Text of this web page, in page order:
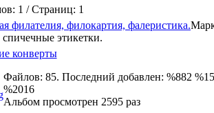
1 / Страниц: 1
филателия, филокартия, фалеристика.
спичечные этикетки.
конверты
Файлов: 85. Последний добавлен: %882
%2016
Альбом просмотрен 2595 раз